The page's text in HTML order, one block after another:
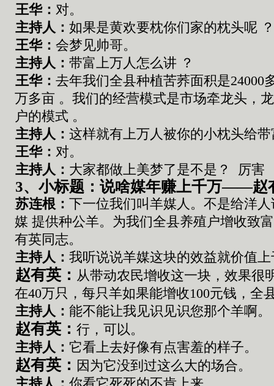
王华： 对。
主持人： 如果是黄欢要枕你们家的枕头呢 ？
王华： 会梦见帅哥。
主持人： 带富上万人怎么讲 ？
王华： 去年我们全县种植苦荞面积是24000
万多亩 。我们的经营模式是市场牵龙头 ，
户的模式 。
主持人： 这样就有上万人被你的小枕头给
王华： 对。
主持人： 大家都做上美梦了是不是 ？ 厉害
3、小标题： 说啥媒年赚上千万——赵
苏连根 ： 下一位我们叫羊媒人 。 不是给洋人
媒 提供种公羊。 为我们全县养殖户增收致
有英同志。
主持人： 我听说说羊媒这块的效益就价值
赵有英： 从带动农民增收这一块，效果很
在40万只，每只羊如果能增收100元钱，全
主持人： 能不能让我见识见识您那个羊啊。
赵有英： 行，可以。
主持人： 它看上去好像有点害羞的样子。
赵有英： 因为它没到 过这么大的场合。